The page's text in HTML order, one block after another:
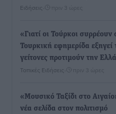
Ειδήσεις πριν 3 ώρες
«Γιατί οι Τούρκοι
Τουρκική εφημερίδα εξηγεί
γείτονες προτιμούν την
Τοπικές Ειδήσεις πριν 3 ώρες
«Μουσικό Ταξίδι στο
νέα σελίδα στον πολιτισμό